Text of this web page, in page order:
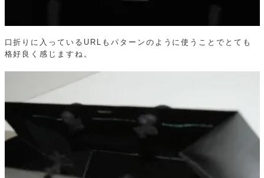
口折りに入っているURLもパターンのように使うことでとても
格好良く感じますね。